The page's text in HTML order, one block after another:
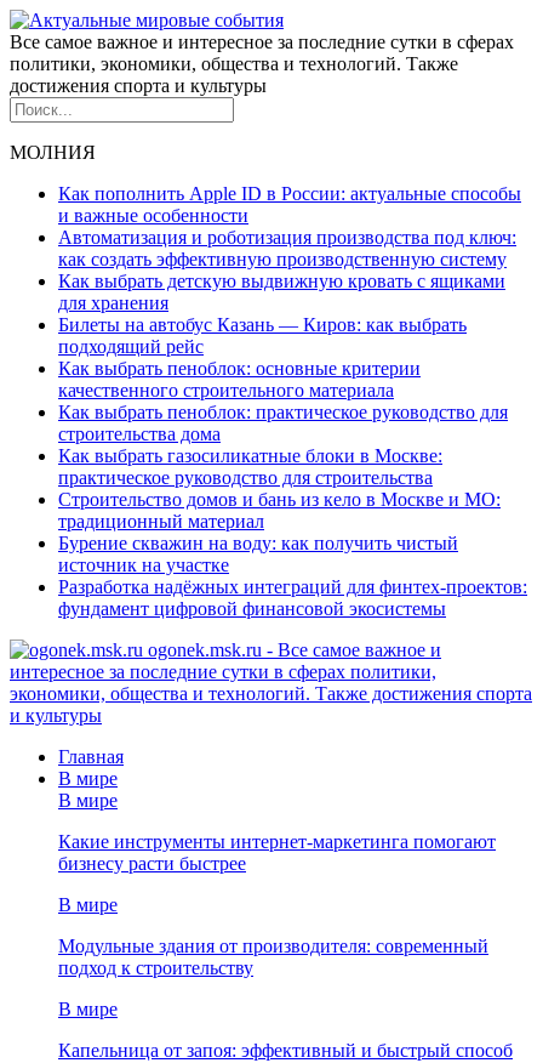
Все самое важное и интересное за последние сутки в сферах
политики, экономики, общества и технологий. Также
достижения спорта и культуры
МОЛНИЯ
Как пополнить Apple ID в России: актуальные способы
и важные особенности
Автоматизация и роботизация производства под ключ:
как создать эффективную производственную систему
Как выбрать детскую выдвижную кровать с ящиками
для хранения
Билеты на автобус Казань — Киров: как выбрать
подходящий рейс
Как выбрать пеноблок: основные критерии
качественного строительного материала
Как выбрать пеноблок: практическое руководство для
строительства дома
Как выбрать газосиликатные блоки в Москве:
практическое руководство для строительства
Строительство домов и бань из кело в Москве и МО:
традиционный материал
Бурение скважин на воду: как получить чистый
источник на участке
Разработка надёжных интеграций для финтех-проектов:
фундамент цифровой финансовой экосистемы
ogonek.msk.ru - Все самое важное и
интересное за последние сутки в сферах политики,
экономики, общества и технологий. Также достижения спорта
и культуры
Главная
В мире
В мире
Какие инструменты интернет-маркетинга помогают
бизнесу расти быстрее
В мире
Модульные здания от производителя: современный
подход к строительству
В мире
Капельница от запоя: эффективный и быстрый способ